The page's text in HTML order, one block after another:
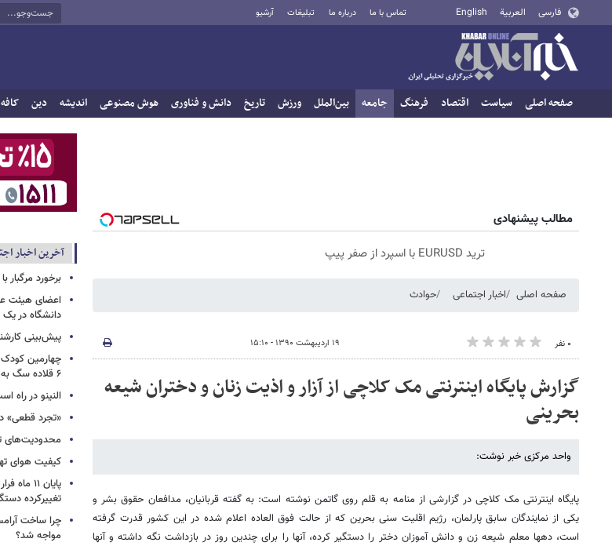
فارسی العربية English تماس با ما درباره ما تبلیغات آرشیو
صفحه اصلی سیاست اقتصاد فرهنگ جامعه بین‌الملل ورزش تاریخ دانش و فناوری هوش مصنوعی اندیشه دین
مطالب پیشنهادی
ترید EURUSD با اسپرد از صفر پیپ
صفحه اصلی اخبار اجتماعی حوادث
۰ نفر ۱۹ اردیبهشت ۱۳۹۰ - ۱۵:۱۰
گزارش پایگاه اینترنتی مک کلاچی از آزار و اذیت زنان و دختران شیعه
بحرینی
واحد مرکزی خبر نوشت:
پایگاه اینترنتی مک کلاچی در گزارشی از منامه به قلم روی گاتمن نوشته است: به گفته قربانیان، مدافعان حقوق بشر و
یکی از نمایندگان سابق پارلمان، رژیم اقلیت سنی بحرین که از حالت فوق العاده اعلام شده در این کشور قدرت گرفته
است، دهها معلم شیعه زن و دانش آموزان دختر را دستگیر کرده، آنها را برای چندین روز در بازداشت نگه داشته و آنها
آخرین اخبار
برخورد مرگبار
اعضای هیئت
دانشگاه در یک
پیش‌بینی
چهارمین
۶ قلاده سگ به آراد ۹ ساله
النینو در راه
«تجرد قطعی»
محدودیت‌های
کیفیت هوای
پایان
تغییرکرده
چرا ساخت
مواجه شد؟